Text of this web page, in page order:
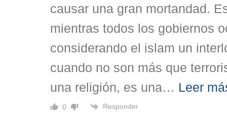
causar una gran mortandad.
mientras todos los gobiernos
considerando el islam un
cuando no son más que
una religión, es una… Leer
0 Responder